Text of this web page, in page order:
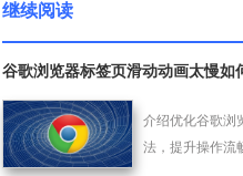
继续阅读
谷歌浏览器标签页滑动动画太慢如
介绍优化谷歌浏
法，提升操作流